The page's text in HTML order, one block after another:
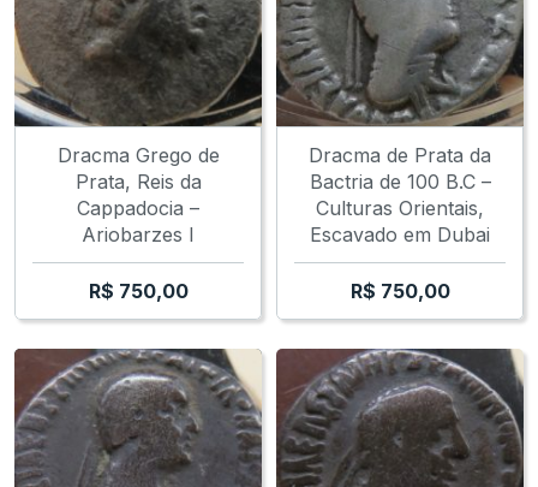
Dracma Grego de
Prata, Reis da
Cappadocia –
Ariobarzes I
R$ 750,00
Dracma de Prata da
Bactria de 100 B.C –
Culturas Orientais,
Escavado em Dubai
R$ 750,00